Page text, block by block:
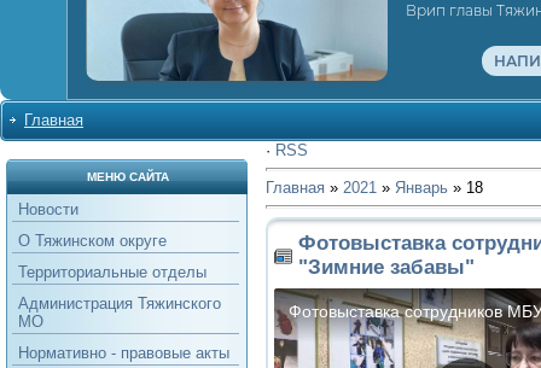
Врип главы
Главная
МЕНЮ САЙТА
Новости
О Тяжинском округе
Территориальные отделы
Администрация Тяжинского
МО
Нормативно - правовые акты
· RSS
Главная » 2021 » Январь » 18
Фотовыставка
"Зимние забавы"